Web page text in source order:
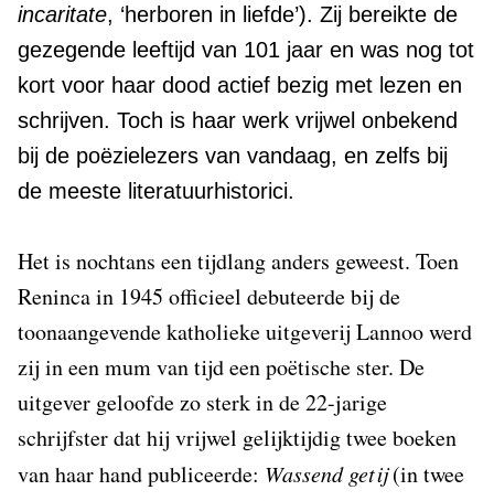
incaritate, ‘herboren in liefde’). Zij bereikte de
gezegende leeftijd van 101 jaar en was nog tot
kort voor haar dood actief bezig met lezen en
schrijven. Toch is haar werk vrijwel onbekend
bij de poëzielezers van vandaag, en zelfs bij
de meeste literatuurhistorici.
Het is nochtans een tijdlang anders geweest. Toen
Reninca in 1945 officieel debuteerde bij de
toonaangevende katholieke uitgeverij Lannoo werd
zij in een mum van tijd een poëtische ster. De
uitgever geloofde zo sterk in de 22-jarige
schrijfster dat hij vrijwel gelijktijdig twee boeken
van haar hand publiceerde: Wassend getij(in twee